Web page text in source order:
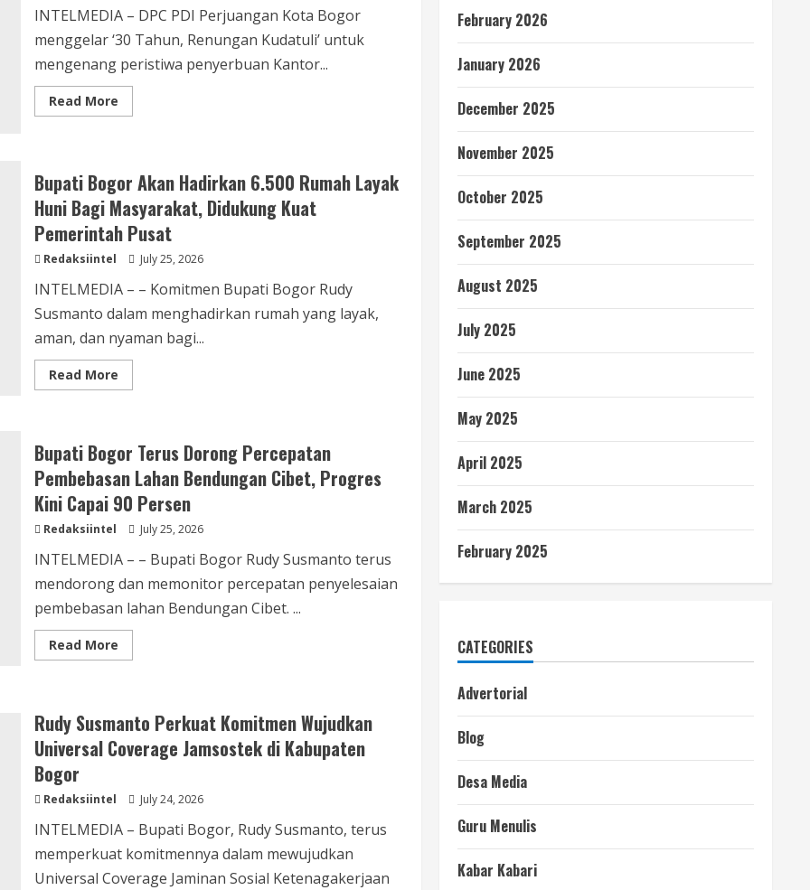
Proses
Tenaga
INTELMEDIA – DPC PDI Perjuangan Kota Bogor
menggelar ‘30 Tahun, Renungan Kudatuli’ untuk
mengenang peristiwa penyerbuan Kantor...
Read MoreRead
more
Bogor
Gelar
Nobar,
ini
Kisah
Saksi
Sejarah
Wabup
Bupati Bogor Akan Hadirkan 6.500 Rumah Layak
Huni Bagi Masyarakat, Didukung Kuat
Pemerintah Pusat
Redaksiintel July 25, 2026
INTELMEDIA – – Komitmen Bupati Bogor Rudy
Susmanto dalam menghadirkan rumah yang layak,
aman, dan nyaman bagi...
Read MoreRead
more
Hadirkan
6.500
Rumah
Layak
Huni
Bagi
Masyarakat,
Didukung
Kuat
Pemerintah
Pusat
Bupati Bogor Terus Dorong Percepatan
Pembebasan Lahan Bendungan Cibet, Progres
Kini Capai 90 Persen
Redaksiintel July 25, 2026
INTELMEDIA – – Bupati Bogor Rudy Susmanto terus
mendorong dan memonitor percepatan penyelesaian
pembebasan lahan Bendungan Cibet. ...
Read MoreRead
more
Dorong
Percepatan
Pembebasan
Lahan
Progres
Kini
Capai
90
Persen
Rudy Susmanto Perkuat Komitmen Wujudkan
Universal Coverage Jamsostek di Kabupaten
Bogor
Redaksiintel July 24, 2026
INTELMEDIA – Bupati Bogor, Rudy Susmanto, terus
memperkuat komitmennya dalam mewujudkan
Universal Coverage Jaminan Sosial Ketenagakerjaan
February 2026
January 2026
December 2025
November 2025
October 2025
September 2025
August 2025
July 2025
June 2025
May 2025
April 2025
March 2025
February 2025
CATEGORIES
Advertorial
Blog
Desa Media
Guru Menulis
Kabar Kabari